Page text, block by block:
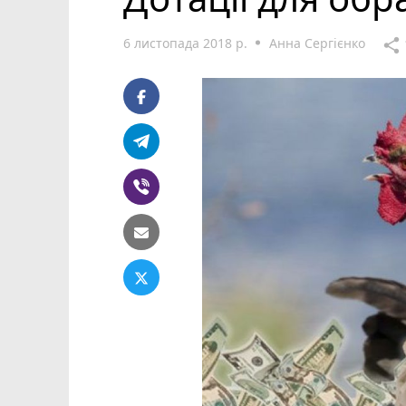
6 листопада 2018 р. Анна Сергієнко share